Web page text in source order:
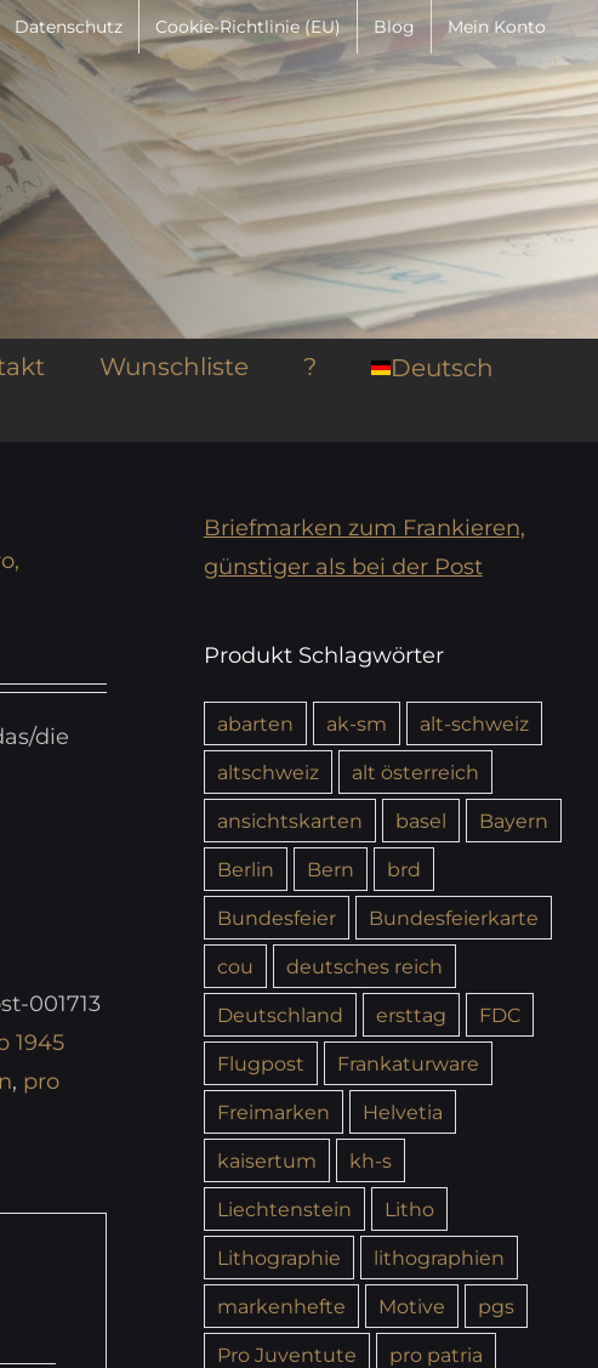
Datenschutz Cookie-Richtlinie (EU) Blog Mein Konto
Wunschliste ? Deutsch
die
001713
1945
, pro
Briefmarken zum Frankieren,
günstiger als bei der Post
Produkt Schlagwörter
abarten ak-sm
alt-schweiz
altschweiz
alt österreich
ansichtskarten
basel
Bayern
Berlin
Bern
brd
Bundesfeier
Bundesfeierkarte
cou
deutsches reich
Deutschland
ersttag
FDC
Flugpost
Frankaturware
Freimarken
Helvetia
kaisertum
kh-s
Liechtenstein
Litho
Lithographie
lithographien
markenhefte
Motive
pgs
Pro Juventute
pro patria